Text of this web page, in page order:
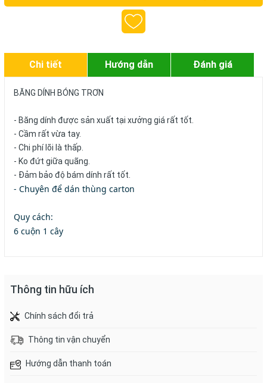
Chi tiết Hướng dẫn Đánh giá
BĂNG DÍNH BÓNG TRƠN
- Băng dính được sản xuất tại xưởng giá rất tốt.
- Cầm rất vừa tay.
- Chi phí lõi là thấp.
- Ko đứt giữa quãng.
- Đảm bảo độ bám dính rất tốt.
- Chuyên để dán thùng carton
Quy cách:
6 cuộn 1 cây
Thông tin hữu ích
Chính sách đổi trả
Thông tin vận chuyển
Hướng dẫn thanh toán